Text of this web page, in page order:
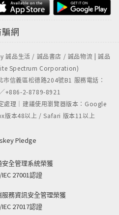
網
品生活 / 誠品書店 / 誠品物流 | 誠品
Spectrum Corporation)
信義區松德路204號B1 服務電話：
+886-2-8789-8921
處理｜建議使用瀏覽器版本：Google
版本48以上 / Safari 版本11以上
Pledge
安全管理系統榮獲
27001認證
服務資訊安全管理榮獲
27017認證